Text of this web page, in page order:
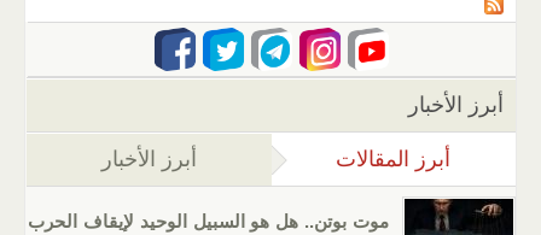
أبرز الأخبار
أبرز المقالات (علامة التبويب النشطة)
أبرز الأخبار
موت بوتن.. هل هو السبيل الوحيد لإيقاف الحرب